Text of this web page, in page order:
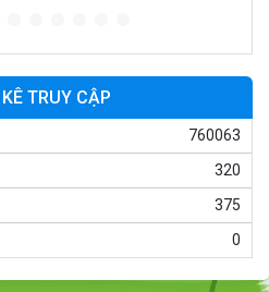
trẻ em cảnh sát J2988
₫
TRUY CẬP
760063
320
375
0